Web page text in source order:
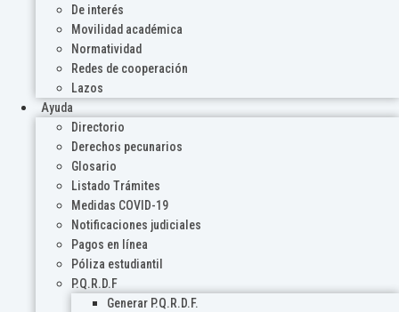
De interés
Movilidad académica
Normatividad
Redes de cooperación
Lazos
Ayuda
Directorio
Derechos pecunarios
Glosario
Listado Trámites
Medidas COVID-19
Notificaciones judiciales
Pagos en línea
Póliza estudiantil
P.Q.R.D.F
Generar P.Q.R.D.F.